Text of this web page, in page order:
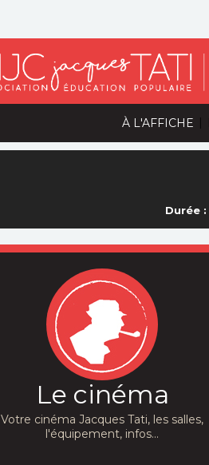
À L'AFFICHE |
Durée :
Le cinéma
Votre cinéma Jacques Tati, les salles,
l'équipement, infos...